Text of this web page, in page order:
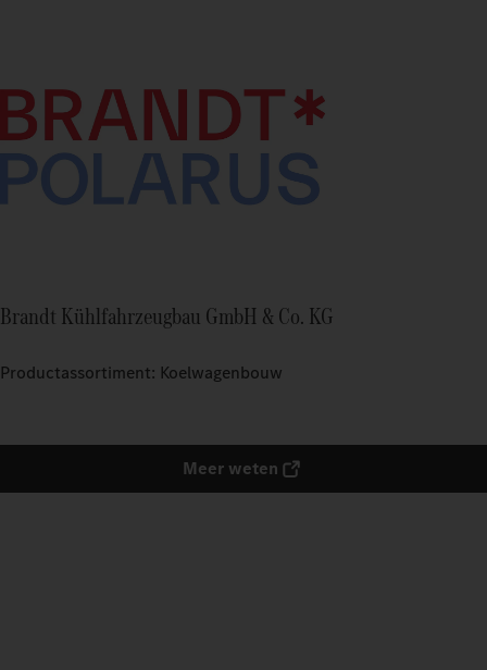
Brandt Kühlfahrzeugbau GmbH & Co. KG
Productassortiment: Koelwagenbouw
Meer weten